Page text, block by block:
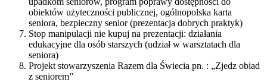
obiektów użyteczności publicznej, ogólnopolska karta
seniora, bezpieczny senior (prezentacja dobrych praktyk)
Stop manipulacji nie kupuj na prezentacji: działania
edukacyjne dla osób starszych (udział w warsztatach dla
seniora)
Projekt stowarzyszenia Razem dla Świecia pn. : „Zjedz obiad
z seniorem”